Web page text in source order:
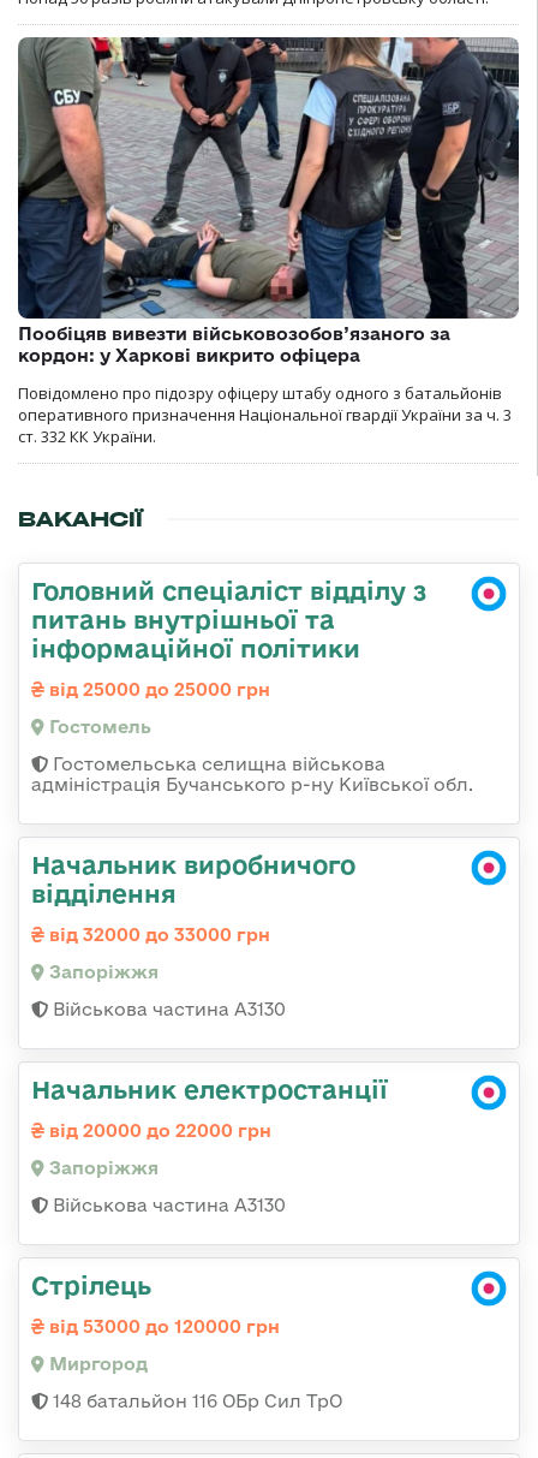
Пообіцяв вивезти військовозобов’язаного за
кордон: у Харкові викрито офіцера
Повідомлено про підозру офіцеру штабу одного з батальйонів
оперативного призначення Національної гвардії України за ч. 3
ст. 332 КК України.
ВАКАНСІЇ
Головний спеціаліст відділу з
питань внутрішньої та
інформаційної політики
від 25000 до 25000 грн
Гостомель
Гостомельська селищна військова
адміністрація Бучанського р-ну Київської обл.
Начальник виробничого
відділення
від 32000 до 33000 грн
Запоріжжя
Військова частина А3130
Начальник електростанції
від 20000 до 22000 грн
Запоріжжя
Військова частина А3130
Стрілець
від 53000 до 120000 грн
Миргород
148 батальйон 116 ОБр Сил ТрО